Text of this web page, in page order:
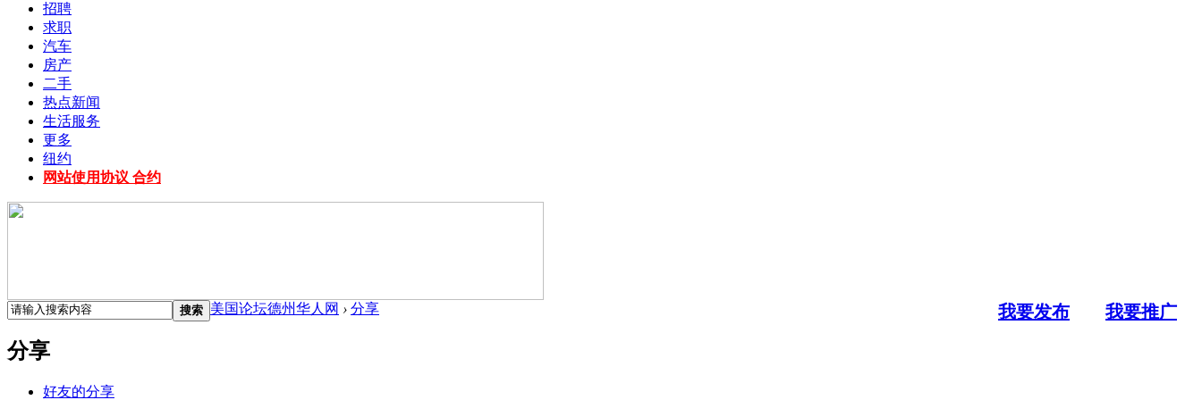
招聘
求职
汽车
房产
二手
热点新闻
生活服务
更多
纽约
网站使用协议 合约
搜索 我要发布 我要推广
美国论坛德州华人网 › 分享
分享
好友的分享